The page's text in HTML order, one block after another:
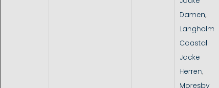
Damen,
Langholm
Coastal
Jacke
Herren,
Moresby